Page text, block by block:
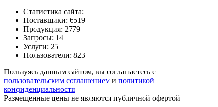
Статистика сайта:
Поставщики: 6519
Продукция: 2779
Запросы: 14
Услуги: 25
Пользователи: 823
Пользуясь данным сайтом, вы соглашаетесь с
пользовательским соглашением и политикой
конфиденциальности
Размещенные цены не являются публичной офертой